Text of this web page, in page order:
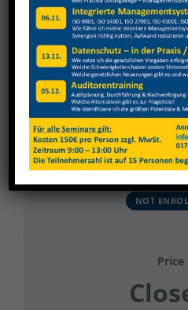
View
Larger
Image
Rönicke
Current
NOT
Price